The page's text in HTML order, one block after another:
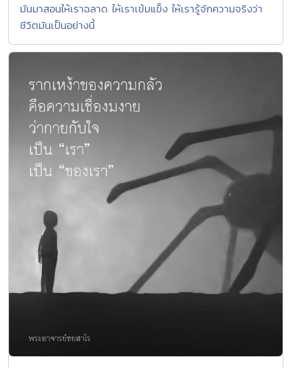
มันมาสอนให้เราฉลาด ให้เราเข้มแข็ง ให้เรารู้จักความจริงว่า
ชีวิตมันเป็นอย่างนี้